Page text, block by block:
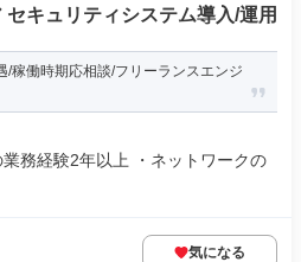
キュリティシステム導入/運用
/稼働時期応相談/フリーランスエンジ
務経験2年以上 ・ネットワークの
気になる